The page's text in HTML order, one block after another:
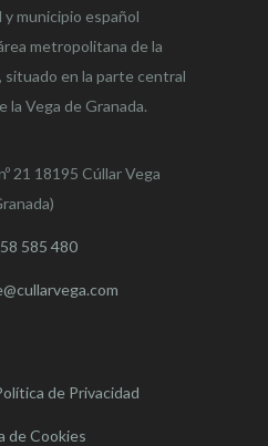
y municipio español
metropolitana de la
situado en la parte central
la Vega de Granada.
21 18195 Cúllar Vega
585 480
de Privacidad
de Cookies